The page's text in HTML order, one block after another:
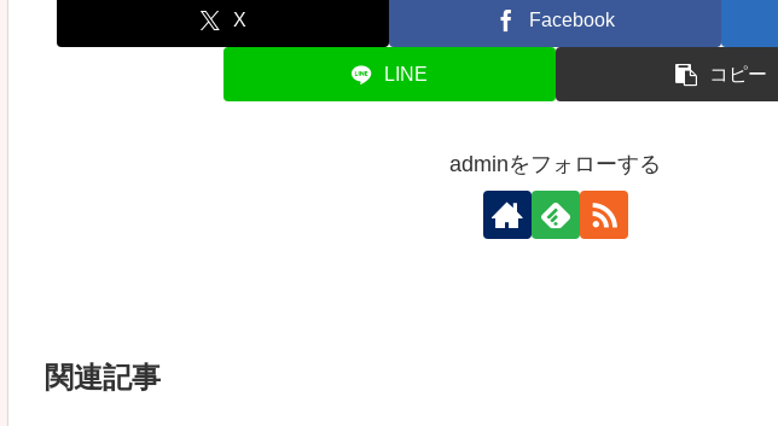
X Facebook
LINE コピー
adminをフォローする
関連記事